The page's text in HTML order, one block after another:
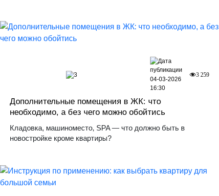
Дополнительные помещения в ЖК: что
необходимо, а без чего можно обойтись
Кладовка, машиноместо, SPA — что должно быть в
новостройке кроме квартиры?
3 3 259
04-03-2026
16:30